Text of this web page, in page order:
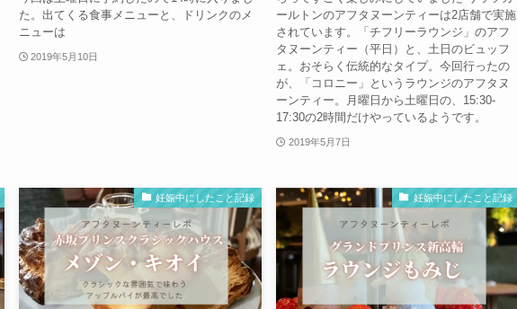
た。出てくる食事メニューと、ドリンクのメ
ニューは
2019年5月10日
ールトンのアフタヌーンティーは2店舗で実施
されています。「チフリーラウンジ」のアフ
タヌーンティー（平日）と、土日のビュッフ
ェ。おそらく伝統的なタイプ。今回行ったの
が、「コロニー」というラウンジのアフタヌ
ーンティー。月曜日から土曜日の、15:30-
17:30の2時間だけやっているようです。
2019年5月7日
妊娠中にしたこと記録 妊娠中にしたこと記録